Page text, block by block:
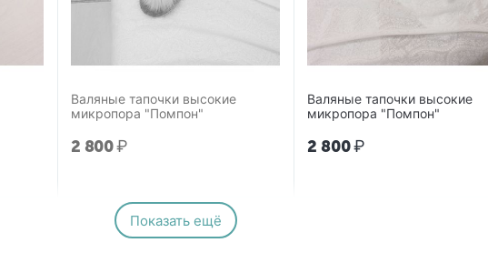
Валяные тапочки высокие
микропора "Помпон"
2 800₽
Валяные тапочки высокие
микропора "Помпон"
2 800₽
Показать ещё